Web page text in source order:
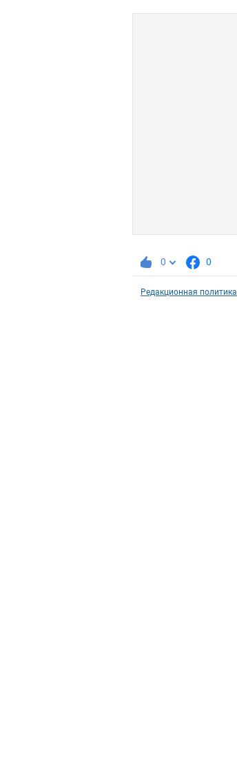
0 0
Редакционная политика